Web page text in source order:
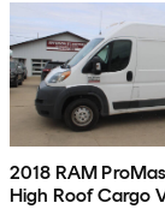
2018 RAM
High Roof Cargo